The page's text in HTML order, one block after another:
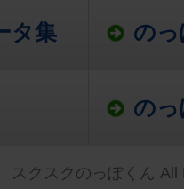
タ集 の
の
クスクのっぽくん All